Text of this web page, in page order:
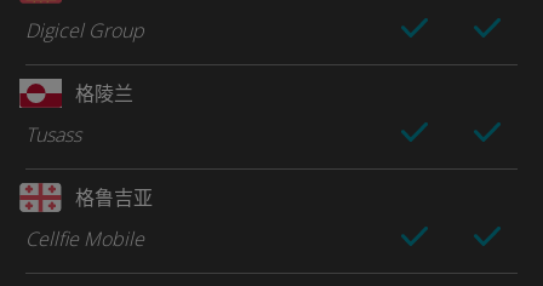
Digicel Group
格陵兰
Tusass
格鲁吉亚
Cellfie Mobile